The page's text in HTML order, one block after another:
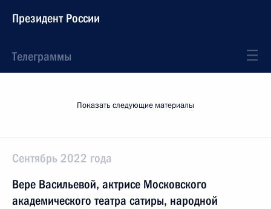
Президент России
Телеграммы
Показать следующие материалы
Сентябрь 2022 года
Вере Васильевой, актрисе Московского
академического театра сатиры, народной